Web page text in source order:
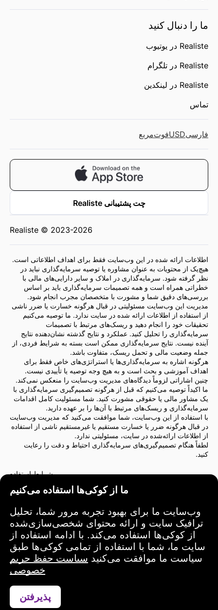
ما از کوکی‌ها استفاده می‌کنیم
وب‌سایت ما برای بهبود تجربه مرور شما، تحلیل
ترافیک سایت و ارائه محتوای شخصی‌سازی‌شده
از کوکی‌ها استفاده می‌کند. با ادامه استفاده از
سایت ما، شما با استفاده از تمامی کوکی‌ها طبق
سیاست ما موافقت می‌کنید سیاست حفظ حریم
خصوصی
پذیرفتن
ما را دنبال کنید
Realiste در یوتیوب
Realiste در تلگرام
Realiste در لینکدین
تماس
فارسیUSDفوت‌مربع
چت پشتیبانی Realiste
Realiste © 2023-2026
اطلاعات ارائه شده در این وب‌سایت فقط برای اهداف اطلاعاتی است.
هیچ‌یک از محتویات به عنوان مشاوره یا توصیه سرمایه‌گذاری نباید در
نظر گرفته شود. سرمایه‌گذاری در املاک و سایر دارایی‌های مالی با
خطراتی همراه است و همه تصمیمات سرمایه‌گذاری باید بر اساس
بررسی‌های دقیق شما و مشورت با متخصصان مجرب انجام شود.
مدیریت این وب‌سایت مسئولیتی در قبال هرگونه خسارت یا ضرر ناشی
از استفاده از اطلاعات ارائه شده در سایت ندارد. ما توصیه می‌کنیم
تحقیقات خود را انجام دهید و ریسک‌های مرتبط با تصمیمات
سرمایه‌گذاری را تحلیل کنید. عملکرد و نتایج گذشته نشان‌دهنده نتایج
آینده نیست. نتایج سرمایه‌گذاری ممکن است بسته به شرایط فردی، از
جمله وضعیت مالی و تحمل ریسک، متفاوت باشد.
هرگونه اشاره به سرمایه‌گذاری‌ها یا استراتژی‌های خاص فقط برای
اهداف آموزشی و بحث است و به هیچ وجه توصیه یا تأییدی نیست.
چنین اشاراتی لزوماً دیدگاه‌های مدیریت وب‌سایت را منعکس نمی‌کند.
ما اکیداً توصیه می‌کنیم که قبل از هرگونه تصمیم‌گیری سرمایه‌گذاری با
یک مشاور مالی یا حقوقی مشورت کنید. شما مسئولیت کامل اقدامات
سرمایه‌گذاری و ریسک‌های مرتبط با آن‌ها را بر عهده دارید.
با استفاده از این وب‌سایت، شما موافقت می‌کنید که مدیریت وب‌سایت
در قبال هرگونه ضرر یا خسارت مستقیم یا غیرمستقیم ناشی از استفاده
از اطلاعات ارائه‌شده در سایت، مسئولیتی ندارد.
لطفاً هنگام تصمیم‌گیری‌های سرمایه‌گذاری احتیاط و دقت را رعایت
کنید.
شرایط استفاده